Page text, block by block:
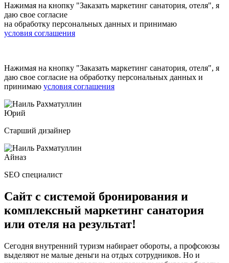
Нажимая на кнопку "Заказать маркетинг санатория, отеля", я
даю свое согласие
на обработку персональных данных и принимаю
условия соглашения
Нажимая на кнопку "Заказать маркетинг санатория, отеля", я
даю свое согласие на обработку персональных данных и
принимаю условия соглашения
Юрий
Старший дизайнер
Айназ
SEO специалист
Сайт с системой бронирования и
комплексный маркетинг санатория
или отеля на результат!
Сегодня внутренний туризм набирает обороты, а профсоюзы
выделяют не малые деньги на отдых сотрудников. Но и